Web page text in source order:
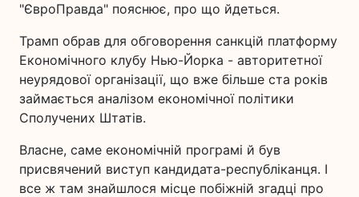
"ЄвроПравда" пояснює, про що йдеться.
Трамп обрав для обговорення санкцій платформу
Економічного клубу Нью-Йорка - авторитетної
неурядової організації, що вже більше ста років
займається аналізом економічної політики
Сполучених Штатів.
Власне, саме економічній програмі й був
присвячений виступ кандидата-республіканця. І
все ж там знайшлося місце побіжній згадці про